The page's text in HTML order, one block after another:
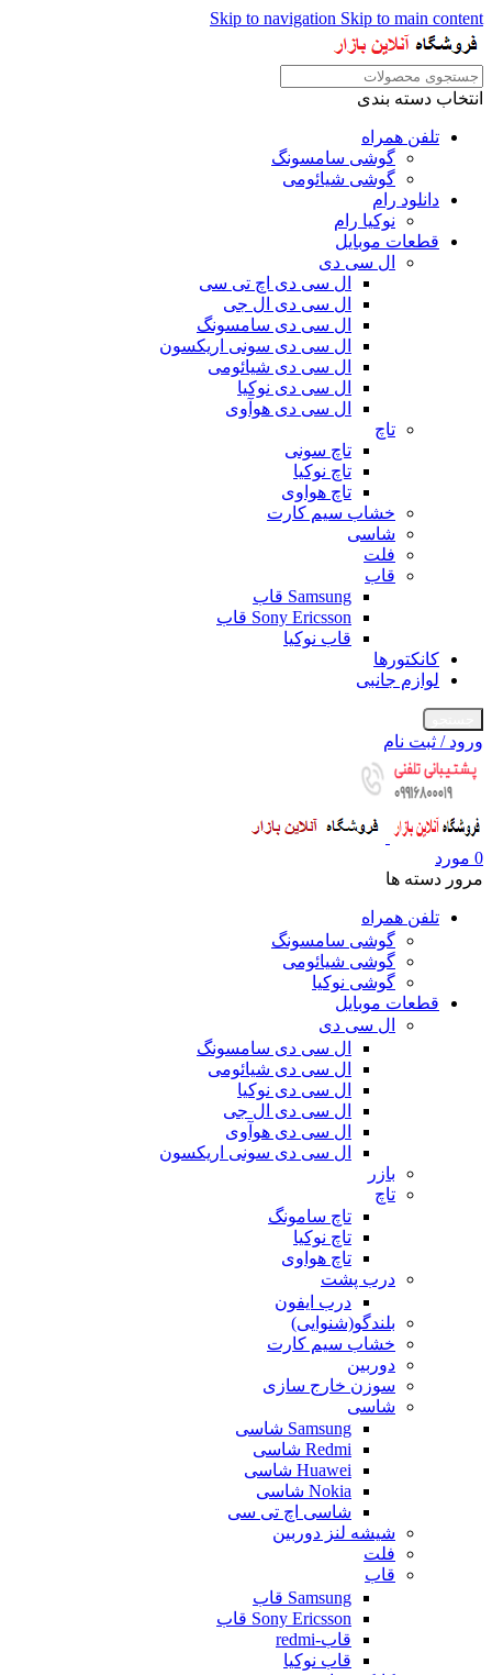
Skip to navigation Skip to main content
انتخاب دسته بندی
تلفن همراه
گوشی سامسونگ
گوشی شیائومی
دانلود رام
نوکیا رام
قطعات موبایل
ال سی دی
ال سی دی اچ تی سی
ال سی دی ال جی
ال سی دی سامسونگ
ال سی دی سونی اریکسون
ال سی دی شیائومی
ال سی دی نوکیا
ال سی دی هوآوی
تاچ
تاچ سونی
تاچ نوکیا
تاچ هواوی
خشاب سیم کارت
شاسی
فلت
قاب
Samsung قاب
Sony Ericsson قاب
قاب نوکیا
کانکتورها
لوازم جانبی
ورود / ثبت نام
0 مورد
مرور دسته ها
تلفن همراه
گوشی سامسونگ
گوشی شیائومی
گوشی نوکیا
قطعات موبایل
ال سی دی
ال سی دی سامسونگ
ال سی دی شیائومی
ال سی دی نوکیا
ال سی دی ال جی
ال سی دی هوآوی
ال سی دی سونی اریکسون
بازر
تاچ
تاچ سامونگ
تاچ نوکیا
تاچ هواوی
درب پشت
درب ایفون
بلندگو(شنوایی)
خشاب سیم کارت
دوربین
سوزن خارج سازی
شاسی
Samsung شاسی
Redmi شاسی
Huawei شاسی
Nokia شاسی
شاسی اچ تی سی
شیشه لنز دوربین
فلت
قاب
Samsung قاب
Sony Ericsson قاب
قاب-redmi
قاب نوکیا